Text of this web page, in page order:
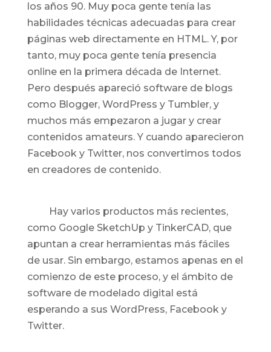
los años 90. Muy poca gente tenía las
habilidades técnicas adecuadas para crear
páginas web directamente en HTML. Y, por
tanto, muy poca gente tenía presencia
online en la primera década de Internet.
Pero después apareció software de blogs
como Blogger, WordPress y Tumbler, y
muchos más empezaron a jugar y crear
contenidos amateurs. Y cuando aparecieron
Facebook y Twitter, nos convertimos todos
en creadores de contenido.
Hay varios productos más recientes,
como Google SketchUp y TinkerCAD, que
apuntan a crear herramientas más fáciles
de usar. Sin embargo, estamos apenas en el
comienzo de este proceso, y el ámbito de
software de modelado digital está
esperando a sus WordPress, Facebook y
Twitter.